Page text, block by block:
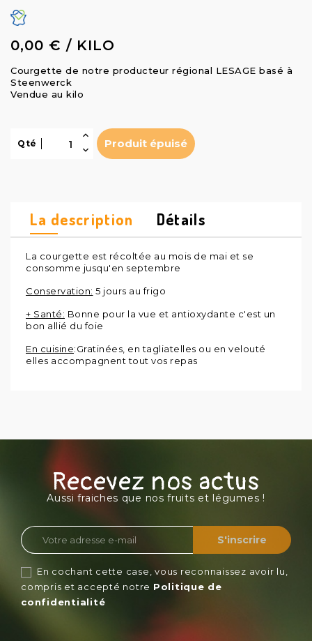
0,00 € / KILO
Courgette de notre producteur régional LESAGE basé à
Steenwerck
Vendue au kilo
Qté Produit épuisé
La description Détails
La courgette est récoltée au mois de mai et se
consomme jusqu'en septembre
Conservation: 5 jours au frigo
+ Santé: Bonne pour la vue et antioxydante c'est un
bon allié du foie
En cuisine:Gratinées, en tagliatelles ou en velouté
elles accompagnent tout vos repas
Recevez nos actus
Aussi fraiches que nos fruits et légumes !
En cochant cette case, vous reconnaissez avoir lu,
compris et accepté notre Politique de
confidentialité